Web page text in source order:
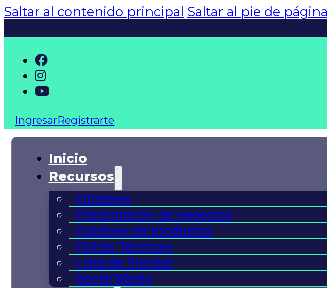
Saltar al contenido principal Saltar al pie de página
IngresarRegistrarte
Inicio
Recursos
Editables
Presentación de negocios
Catálogo de productos
Fichas Técnicas
Lista de Precios
Social Media